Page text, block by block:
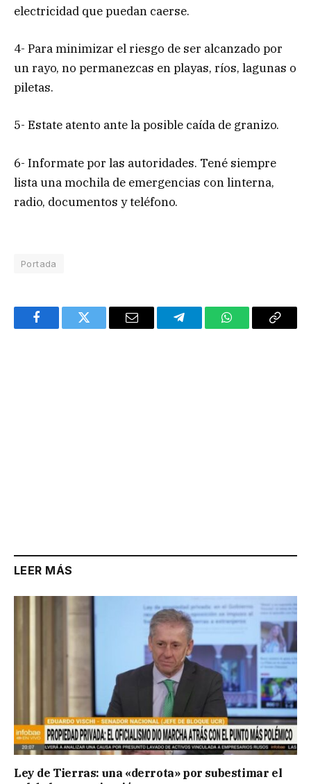
electricidad que puedan caerse.
4- Para minimizar el riesgo de ser alcanzado por
un rayo, no permanezcas en playas, ríos, lagunas o
piletas.
5- Estate atento ante la posible caída de granizo.
6- Informate por las autoridades. Tené siempre
lista una mochila de emergencias con linterna,
radio, documentos y teléfono.
Portada
FacebookTwitter Email TelegramWhatsAppCopy
LEER MÁS
Ley de Tierras: una «derrota» por subestimar el